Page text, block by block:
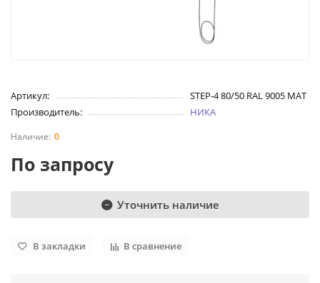
Артикул:
STEP-4 80/50 RAL 9005 MAT
Производитель:
НИКА
0
По запросу
Уточнить наличие
В закладки В сравнение